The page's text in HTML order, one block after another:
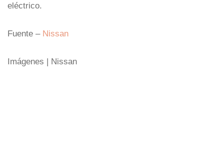
eléctrico.
Fuente – Nissan
Imágenes | Nissan